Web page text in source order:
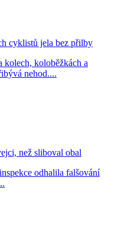
cyklistů jela bez přilby
kolech, koloběžkách a
nehod....
než sliboval obal
odhalila falšování